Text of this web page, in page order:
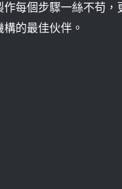
每個步驟一絲不苟，
的最佳伙伴。